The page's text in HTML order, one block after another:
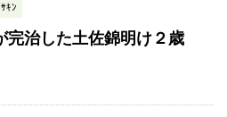
ｷﾝ
完治した土佐錦明け２歳